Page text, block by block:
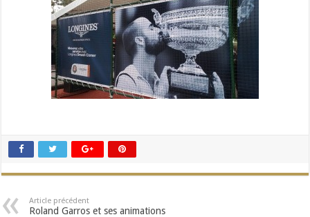
Article précédent
Roland Garros et ses animations